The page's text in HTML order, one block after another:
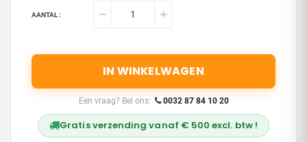
AANTAL :
IN WINKELWAGEN
Een vraag? Bel ons: 0032 87 84 10 20
Gratis verzending vanaf € 500 excl. btw !